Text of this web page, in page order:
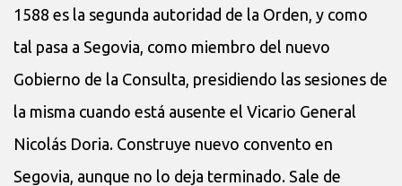
1588 es la segunda autoridad de la Orden, y como
tal pasa a Segovia, como miembro del nuevo
Gobierno de la Consulta, presidiendo las sesiones de
la misma cuando está ausente el Vicario General
Nicolás Doria. Construye nuevo convento en
Segovia, aunque no lo deja terminado. Sale de